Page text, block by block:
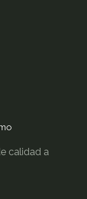
calidad a